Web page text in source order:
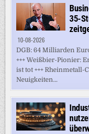
35-
10-08-2026
DGB: 64 Milliarden
+++ Weißbier-Pionier:
ist tot +++ Rheinmetall-
Neuigkeiten...